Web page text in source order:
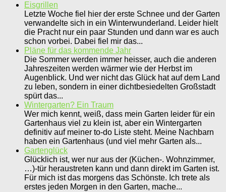
Eisgrillen
Letzte Woche fiel hier der erste Schnee und der Garten
verwandelte sich in ein Winterwunderland. Leider hielt
die Pracht nur ein paar Stunden und dann war es auch
schon vorbei. Dabei fiel mir das...
Pläne für das kommende Jahr
Die Sommer werden immer heisser, auch die anderen
Jahreszeiten werden wärmer wie der Herbst im
Augenblick. Und wer nicht das Glück hat auf dem Land
zu leben, sondern in einer dichtbesiedelten Großstadt
spürt das...
Wintergarten? Ein Traum
Wer mich kennt, weiß, dass mein Garten leider für ein
Gartenhaus viel zu klein ist, aber ein Wintergarten
definitiv auf meiner to-do Liste steht. Meine Nachbarn
haben ein Gartenhaus (und viel mehr Garten als...
Gartenglück
Glücklich ist, wer nur aus der (Küchen-. Wohnzimmer,
…)-tür heraustreten kann und dann direkt im Garten ist.
Für mich ist das morgens das Schönste. Ich trete als
erstes jeden Morgen in den Garten, mache...